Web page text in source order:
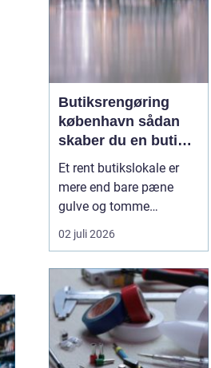
Butiksrengøring
københavn sådan
skaber du en butik,
kunderne har lyst til
at komme tilbage til
Et rent butikslokale er
mere end bare pæne
gulve og tomme
skraldespande.
Rengøringen påvirker
førstehåndsindtryk, hvor
længe de bliver i
butikken, og om de
vælger at komme igen.
Særligt i en
02 juli 2026